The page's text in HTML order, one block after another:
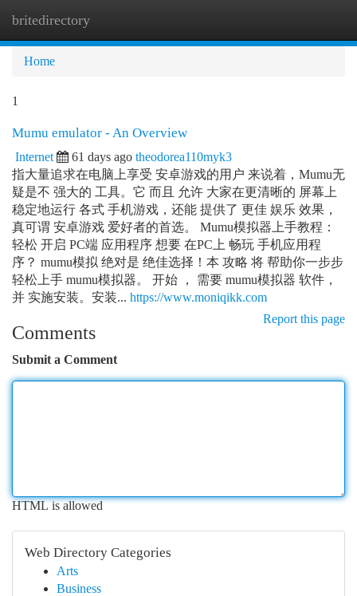
britedirectory
Home
1
Mumu emulator - An Overview
Internet 61 days ago theodorea110myk3
指大量追求在电脑上享受 安卓游戏的用户 来说着，Mumu无
疑是不 强大的 工具。它 而且 允许 大家在更清晰的 屏幕上
稳定地运行 各式 手机游戏，还能 提供了 更佳 娱乐 效果，
真可谓 安卓游戏 爱好者的首选。 Mumu模拟器上手教程：
轻松 开启 PC端 应用程序 想要 在PC上 畅玩 手机应用程
序？ mumu模拟 绝对是 绝佳选择！本 攻略 将 帮助你一步步
轻松上手 mumu模拟器。 开始 ， 需要 mumu模拟器 软件，
并 实施安装。安装... https://www.moniqikk.com
Report this page
Comments
Submit a Comment
HTML is allowed
Web Directory Categories
Arts
Business